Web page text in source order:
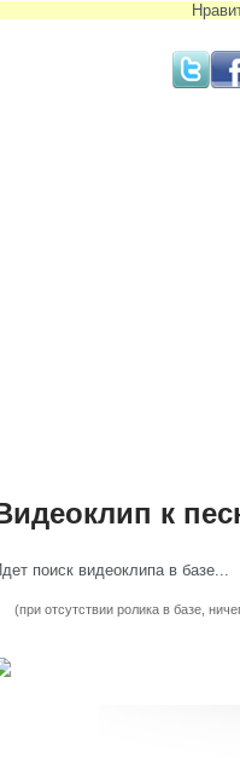
к
поиск видеоклипа в базе...
(при отсутствии ролика в базе,